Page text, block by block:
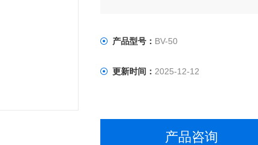
产品型号： BV-50
更新时间： 2025-12-12
产品咨询